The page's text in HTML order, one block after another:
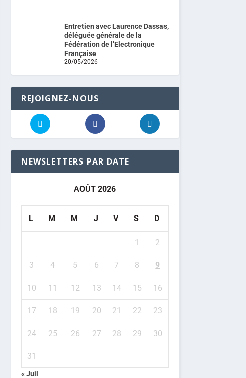
Entretien avec Laurence Dassas,
déléguée générale de la
Fédération de l’Electronique
Française
20/05/2026
REJOIGNEZ-NOUS
NEWSLETTERS PAR DATE
AOÛT 2026
L M M J V S D
1 2
3 4 5 6 7 8 9
10 11 12 13 14 15 16
17 18 19 20 21 22 23
24 25 26 27 28 29 30
31
« Juil